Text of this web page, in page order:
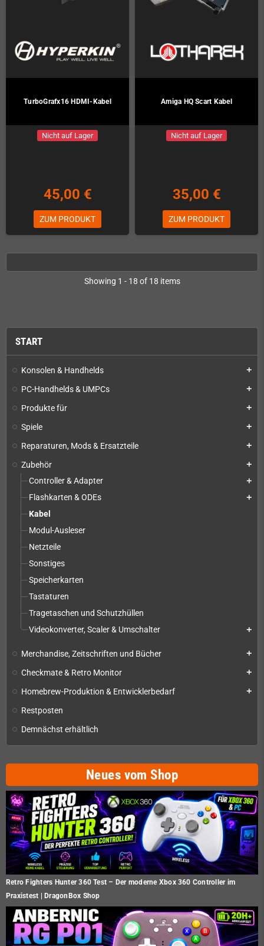
START
Konsolen & Handhelds add
PC-Handhelds & UMPCs add
Produkte für add
Spiele add
Reparaturen, Mods & Ersatzteile add
Zubehör add
Controller & Adapter add
Flashkarten & ODEs add
Kabel
Modul-Ausleser
Netzteile
Sonstiges
Speicherkarten
Tastaturen
Tragetaschen und Schutzhüllen
Videokonverter, Scaler & Umschalter
add
Merchandise, Zeitschriften und Bücher add
Checkmate & Retro Monitor add
Homebrew-Produktion & Entwicklerbedarf add
Restposten
Demnächst erhältlich
Neues vom Shop
Retro Fighters Hunter 360 Test – Der moderne Xbox 360 Controller im
Praxistest | DragonBox Shop
TurboGrafx16 HDMI-Kabel
Nicht auf Lager
45,00 €
ZUM PRODUKT
Amiga HQ Scart Kabel
Nicht auf Lager
35,00 €
ZUM PRODUKT
Showing 1 - 18 of 18 items